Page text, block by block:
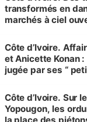
transformés en
marchés à ciel
Côte d’Ivoire.
et Anicette Konan
jugée par ses “
Côte d’Ivoire. Sur
Yopougon, les